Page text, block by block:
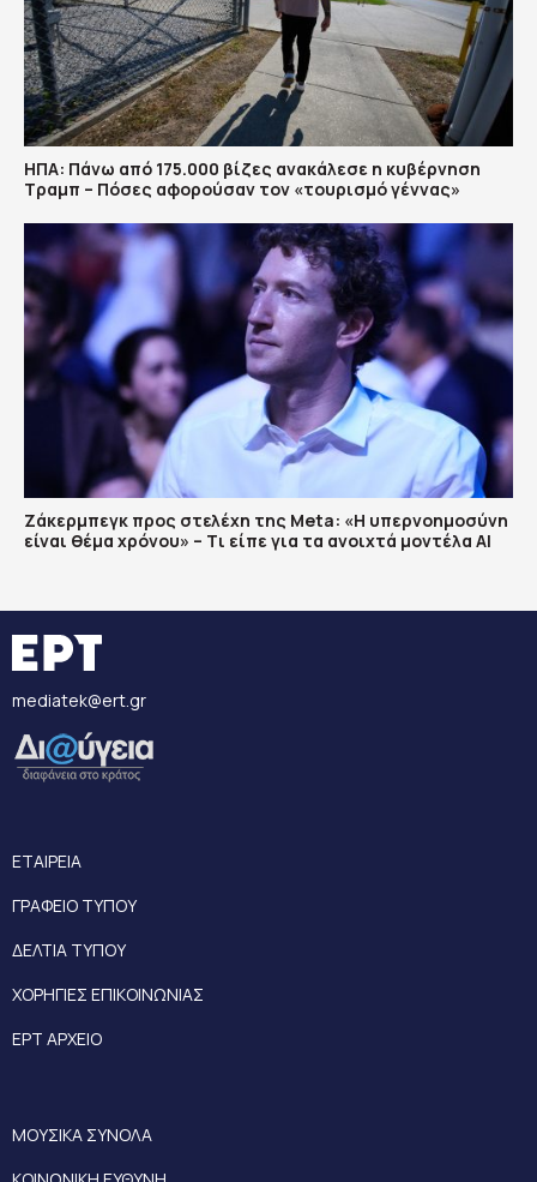
ΗΠΑ: Πάνω από 175.000 βίζες ανακάλεσε η κυβέρνηση
Τραμπ – Πόσες αφορούσαν τον «τουρισμό γέννας»
Ζάκερμπεγκ προς στελέχη της Μeta: «Η υπερνοημοσύνη
είναι θέμα χρόνου» – Tι είπε για τα ανοιχτά μοντέλα ΑΙ
mediatek@ert.gr
ΕΤΑΙΡΕΙΑ
ΓΡΑΦΕΙΟ ΤΥΠΟΥ
ΔΕΛΤΙΑ ΤΥΠΟΥ
ΧΟΡΗΓΙΕΣ ΕΠΙΚΟΙΝΩΝΙΑΣ
ΕΡΤ ΑΡΧΕΙΟ
ΜΟΥΣΙΚΑ ΣΥΝΟΛΑ